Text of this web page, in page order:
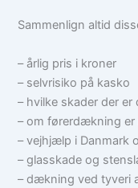
Sammenlign altid
– årlig pris i kroner
– selvrisiko på kasko
– hvilke skader der
– om førerdækning er
– vejhjælp i Danmark
– glasskade og
– dækning ved tyveri